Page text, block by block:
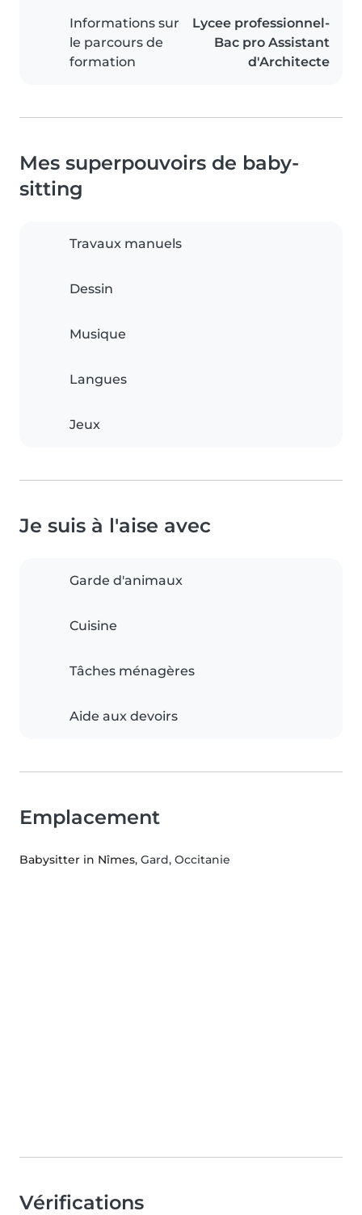
Informations sur
le parcours de
formation
Lycee professionnel-
Bac pro Assistant
d'Architecte
Mes superpouvoirs de baby-
sitting
Travaux manuels
Dessin
Musique
Langues
Jeux
Je suis à l'aise avec
Garde d'animaux
Cuisine
Tâches ménagères
Aide aux devoirs
Emplacement
Babysitter in Nîmes, Gard, Occitanie
Vérifications